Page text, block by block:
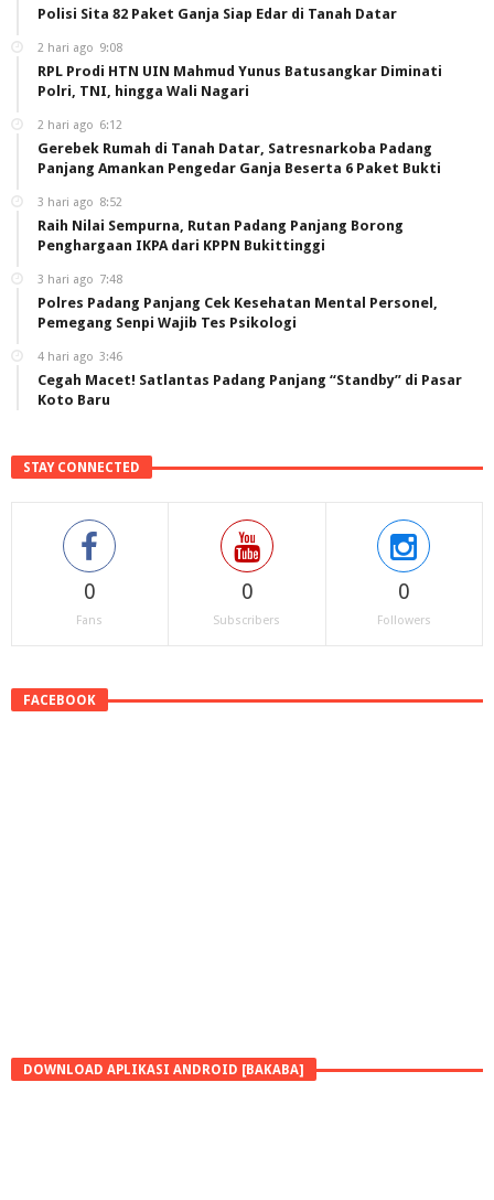
Polisi Sita 82 Paket Ganja Siap Edar di Tanah Datar
2 hari ago 9:08
RPL Prodi HTN UIN Mahmud Yunus Batusangkar Diminati
Polri, TNI, hingga Wali Nagari
2 hari ago 6:12
Gerebek Rumah di Tanah Datar, Satresnarkoba Padang
Panjang Amankan Pengedar Ganja Beserta 6 Paket Bukti
3 hari ago 8:52
Raih Nilai Sempurna, Rutan Padang Panjang Borong
Penghargaan IKPA dari KPPN Bukittinggi
3 hari ago 7:48
Polres Padang Panjang Cek Kesehatan Mental Personel,
Pemegang Senpi Wajib Tes Psikologi
4 hari ago 3:46
Cegah Macet! Satlantas Padang Panjang “Standby” di Pasar
Koto Baru
STAY CONNECTED
0
Fans
0
Subscribers
0
Followers
FACEBOOK
DOWNLOAD APLIKASI ANDROID [BAKABA]